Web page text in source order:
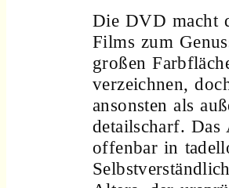
Die DVD macht
Films zum
großen
verzeichnen,
ansonsten als
detailscharf. Das
offenbar in